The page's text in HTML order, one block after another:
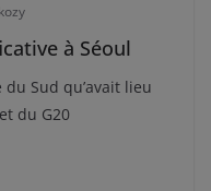
à Séoul
du Sud qu’avait lieu
du G20